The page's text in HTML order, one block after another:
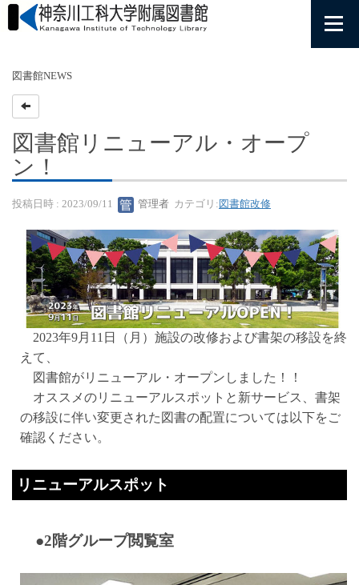
図書館NEWS
図書館リニューアル・オープ
ン！
投稿日時 : 2023/09/11 管理者 カテゴリ:図書館改修
2023年9月11日（月）施設の改修および書架の移設を終
えて、
図書館がリニューアル・オープンしました！！
オススメのリニューアルスポットと新サービス、書架
の移設に伴い変更された図書の配置については以下をご
確認ください。
リニューアルスポット
●2階グループ閲覧室